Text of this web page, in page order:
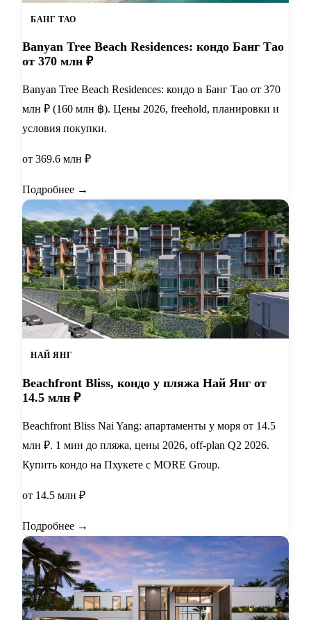
БАНГ ТАО
Banyan Tree Beach Residences: кондо Банг Тао
от 370 млн ₽
Banyan Tree Beach Residences: кондо в Банг Тао от 370
млн ₽ (160 млн ฿). Цены 2026, freehold, планировки и
условия покупки.
от 369.6 млн ₽
Подробнее →
НАЙ ЯНГ
Beachfront Bliss, кондо у пляжа Най Янг от
14.5 млн ₽
Beachfront Bliss Nai Yang: апартаменты у моря от 14.5
млн ₽. 1 мин до пляжа, цены 2026, off-plan Q2 2026.
Купить кондо на Пхукете с MORE Group.
от 14.5 млн ₽
Подробнее →